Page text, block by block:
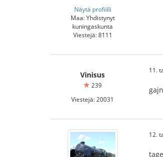
Näytä profiilli
Maa: Yhdistynyt
kuningaskunta
Viestejä: 8111
Vinisus
239
Viestejä: 20031
11.
12.
tage